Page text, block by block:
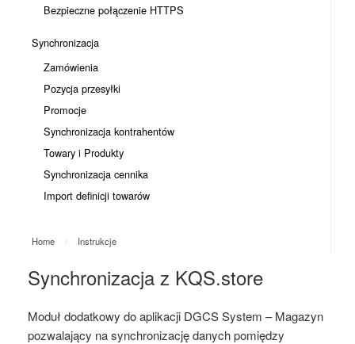
Bezpieczne połączenie HTTPS
Synchronizacja
Zamówienia
Pozycja przesyłki
Promocje
Synchronizacja kontrahentów
Towary i Produkty
Synchronizacja cennika
Import definicji towarów
Home Instrukcje
Synchronizacja z KQS.store
Moduł dodatkowy do aplikacji DGCS System – Magazyn
pozwalający na synchronizację danych pomiędzy